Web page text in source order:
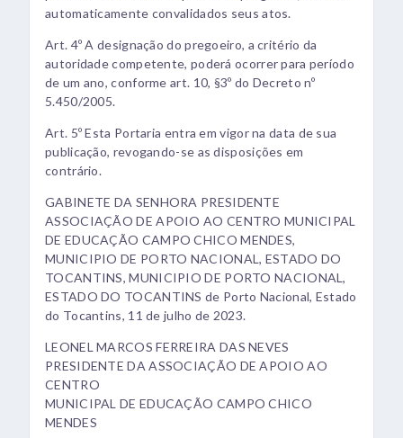
automaticamente convalidados seus atos.
Art. 4º A designação do pregoeiro, a critério da
autoridade competente, poderá ocorrer para período
de um ano, conforme art. 10, §3º do Decreto nº
5.450/2005.
Art. 5º Esta Portaria entra em vigor na data de sua
publicação, revogando-se as disposições em
contrário.
GABINETE DA SENHORA PRESIDENTE
ASSOCIAÇÃO DE APOIO AO CENTRO MUNICIPAL
DE EDUCAÇÃO CAMPO CHICO MENDES,
MUNICIPIO DE PORTO NACIONAL, ESTADO DO
TOCANTINS, MUNICIPIO DE PORTO NACIONAL,
ESTADO DO TOCANTINS de Porto Nacional, Estado
do Tocantins, 11 de julho de 2023.
LEONEL MARCOS FERREIRA DAS NEVES
PRESIDENTE DA ASSOCIAÇÃO DE APOIO AO
CENTRO
MUNICIPAL DE EDUCAÇÃO CAMPO CHICO
MENDES